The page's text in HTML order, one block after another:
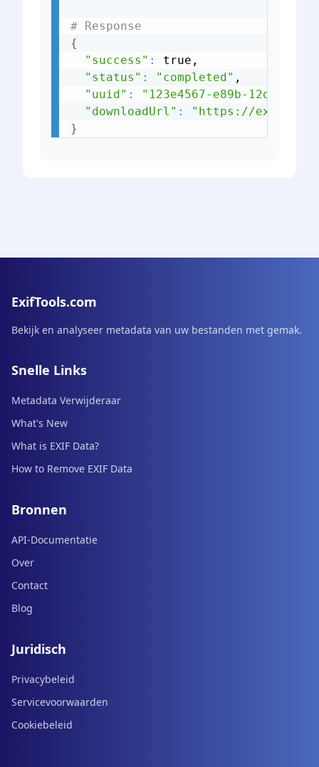
# Response
{
"success" :
true,
"status" : "completed" ,
"uuid" :
"123e4567-e89b-12d3-
"downloadUrl" :
"https://
}
ExifTools.com
Bekijk en analyseer metadata van uw bestanden met gemak.
Snelle Links
Metadata Verwijderaar
What's New
What is EXIF Data?
How to Remove EXIF Data
Bronnen
API-Documentatie
Over
Contact
Blog
Juridisch
Privacybeleid
Servicevoorwaarden
Cookiebeleid